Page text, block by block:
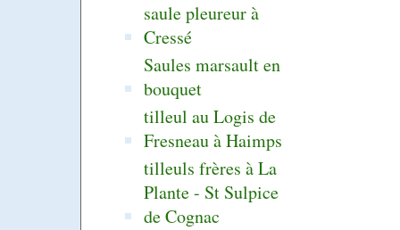
saule pleureur à
Cressé
Saules marsault en
bouquet
tilleul au Logis de
Fresneau à Haimps
tilleuls frères à La
Plante - St Sulpice
de Cognac